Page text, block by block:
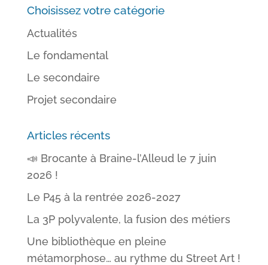
Choisissez votre catégorie
Actualités
Le fondamental
Le secondaire
Projet secondaire
Articles récents
📣 Brocante à Braine-l’Alleud le 7 juin
2026 !
Le P45 à la rentrée 2026-2027
La 3P polyvalente, la fusion des métiers
Une bibliothèque en pleine
métamorphose… au rythme du Street Art !